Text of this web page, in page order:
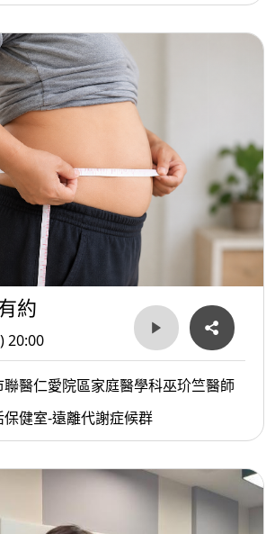
約
20:00
聯醫仁愛院區家庭醫學科巫玠竺醫師
保健室-遠離代謝症候群